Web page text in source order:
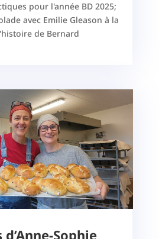
pour l'année BD 2025;
avec Emilie Gleason à la
de Bernard
Sophie